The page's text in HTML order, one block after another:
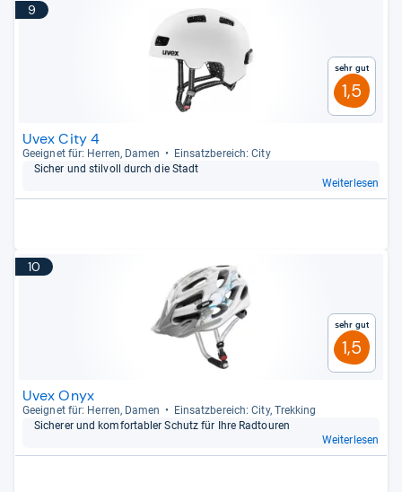
9
Sehr gut
1,5
Uvex City 4
Geeig­net für: Her­ren, Damen
Ein­satz­be­reich: City
Sicher und stil­voll durch die Stadt
Weiterlesen
10
Sehr gut
1,5
Uvex Onyx
Geeig­net für: Her­ren, Damen
Ein­satz­be­reich: City, Trek­king
Siche­rer und kom­for­ta­bler Schutz für Ihre Rad­tou­ren
Weiterlesen